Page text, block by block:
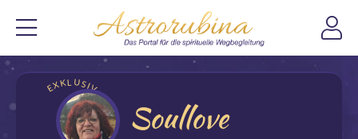
Soullove
EXKLUSIV